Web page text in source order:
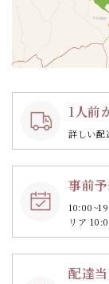
1人前
詳しい配
事前
リア
配達